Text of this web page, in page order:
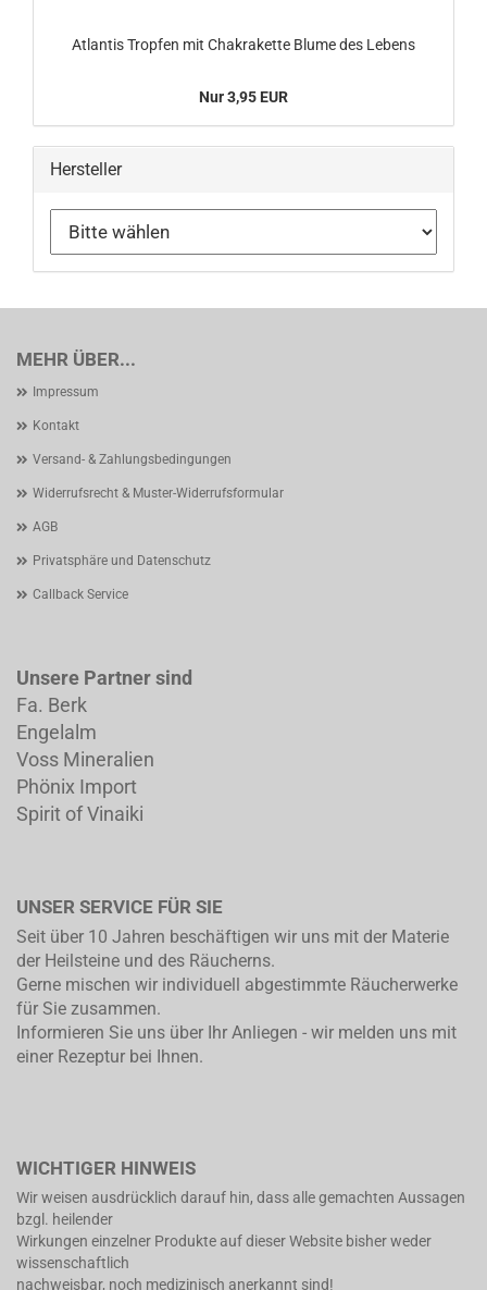
Atlantis Tropfen mit Chakrakette Blume des Lebens
Nur 3,95 EUR
Hersteller
MEHR ÜBER...
Impressum
Kontakt
Versand- & Zahlungsbedingungen
Widerrufsrecht & Muster-Widerrufsformular
AGB
Privatsphäre und Datenschutz
Callback Service
Unsere Partner sind
Fa. Berk
Engelalm
Voss Mineralien
Phönix Import
Spirit of Vinaiki
UNSER SERVICE FÜR SIE
Seit über 10 Jahren beschäftigen wir uns mit der Materie
der Heilsteine und des Räucherns.
Gerne mischen wir individuell abgestimmte Räucherwerke
für Sie zusammen.
Informieren Sie uns über Ihr Anliegen - wir melden uns mit
einer Rezeptur bei Ihnen.
WICHTIGER HINWEIS
Wir weisen ausdrücklich darauf hin, dass alle gemachten Aussagen
bzgl. heilender
Wirkungen einzelner Produkte auf dieser Website bisher weder
wissenschaftlich
nachweisbar, noch medizinisch anerkannt sind!